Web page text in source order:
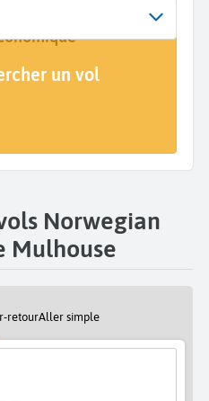
Freiburg
un vol
Norwegian
Mulhouse
retourAller simple